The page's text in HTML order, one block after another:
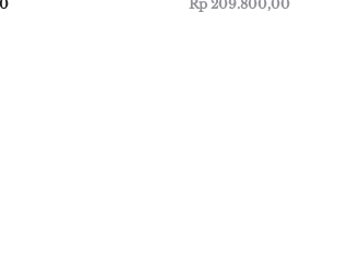
Rp 209.800,00